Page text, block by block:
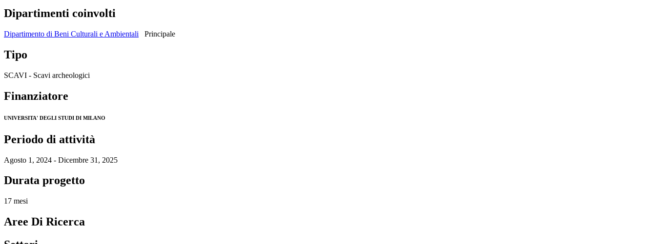
Dipartimenti coinvolti
Dipartimento di Beni Culturali e Ambientali Principale
Tipo
SCAVI - Scavi archeologici
Finanziatore
UNIVERSITA' DEGLI STUDI DI MILANO
Periodo di attività
Agosto 1, 2024 - Dicembre 31, 2025
Durata progetto
17 mesi
Aree Di Ricerca